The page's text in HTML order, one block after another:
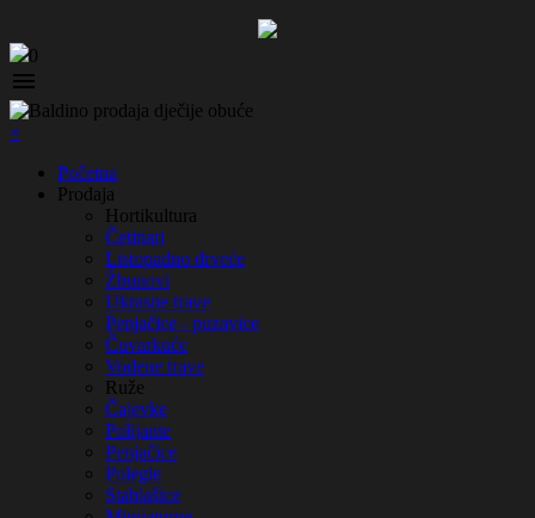
0

×
Početna
Prodaja
Hortikultura
Četinari
Listopadno drveće
Žbunovi
Ukrasne trave
Penjačice - puzavice
Čuvarkuće
Vodene trave
Ruže
Čajevke
Polijante
Penjačice
Polegle
Stablašice